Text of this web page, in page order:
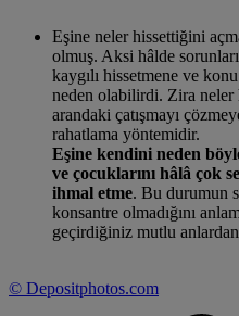
Eşine neler hissettiğini
olmuş. Aksi hâlde
kaygılı hissetmene ve
neden olabilirdi. Zira neler
arandaki çatışmayı
rahatlama yöntemidir.
Eşine kendini neden
ve çocuklarını hâlâ çok
ihmal etme. Bu durumun
konsantre olmadığını
geçirdiğiniz mutlu
© Depositphotos.com